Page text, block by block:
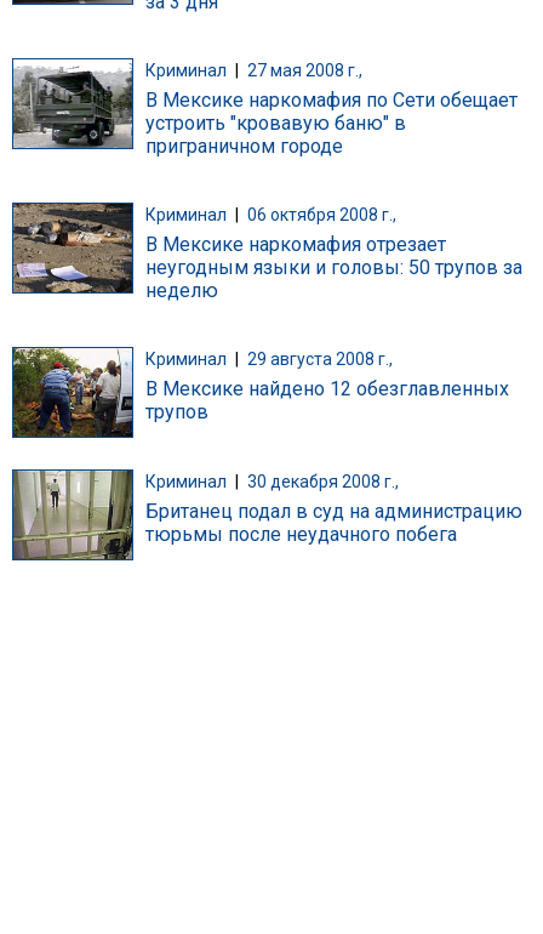
Криминал 27 мая 2008 г.,
В Мексике наркомафия по Сети обещает
устроить "кровавую баню" в
приграничном городе
Криминал 06 октября 2008 г.,
В Мексике наркомафия отрезает
неугодным языки и головы: 50 трупов за
неделю
Криминал 29 августа 2008 г.,
В Мексике найдено 12 обезглавленных
трупов
Криминал 30 декабря 2008 г.,
Британец подал в суд на администрацию
тюрьмы после неудачного побега